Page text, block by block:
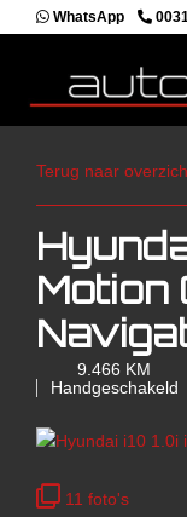
WhatsApp
Terug naar
Motion
9.466 KM
Handgeschakeld
11 foto's